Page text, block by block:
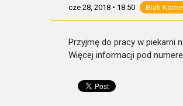
cze 28, 2018 • 18:50 Brak
Przyjmę do pracy w piekarni
Więcej informacji pod